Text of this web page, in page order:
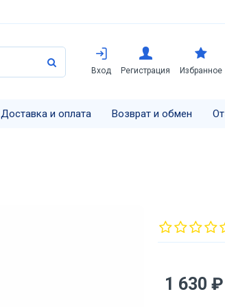
Вход Регистрация Избранное
Доставка и оплата Возврат и обмен
1 630 ₽